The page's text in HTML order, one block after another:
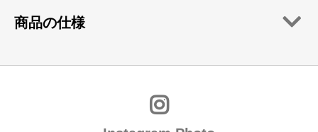
商品の仕様